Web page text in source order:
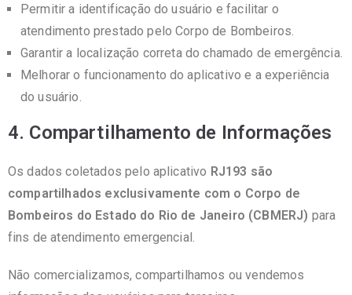
Permitir a identificação do usuário e facilitar o
atendimento prestado pelo Corpo de Bombeiros.
Garantir a localização correta do chamado de emergência.
Melhorar o funcionamento do aplicativo e a experiência
do usuário.
4. Compartilhamento de Informações
Os dados coletados pelo aplicativo RJ193 são
compartilhados exclusivamente com o Corpo de
Bombeiros do Estado do Rio de Janeiro (CBMERJ) para
fins de atendimento emergencial.
Não comercializamos, compartilhamos ou vendemos